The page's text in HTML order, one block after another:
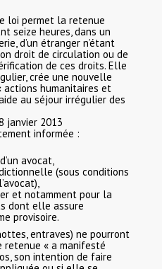
loi permet la retenue
seize heures, dans un
d’un étranger n’étant
droit de circulation ou de
de ces droits. Elle
crée une nouvelle
humanitaires et
au séjour irrégulier des
janvier 2013
informée :
avocat,
(sous conditions
et notamment pour la
dont elle assure
provisoire.
entraves) ne pourront
« a manifesté
son intention de faire